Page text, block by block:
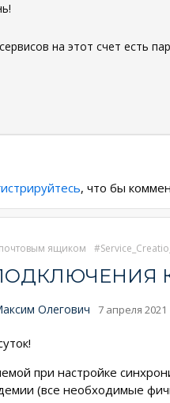
на этот счет есть
, что бы
ящиком
Олегович 7 апреля 2021
при настройке
(все необходимые